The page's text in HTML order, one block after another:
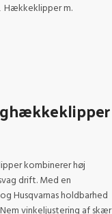
Hækkeklipper m.
kombinerer høj
drift. Med en
Husqvarnas holdbarhed